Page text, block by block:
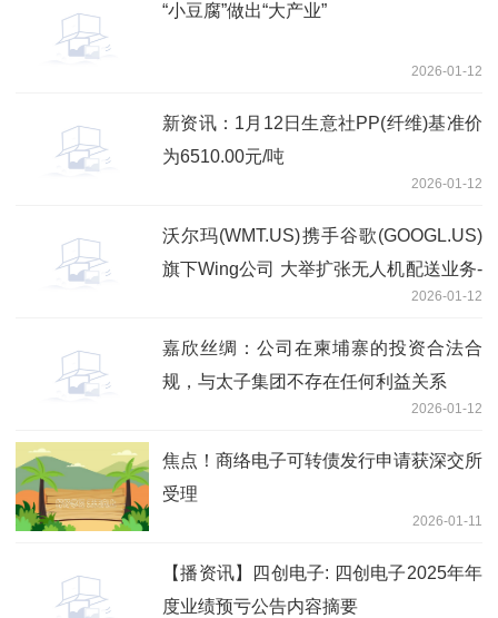
“小豆腐”做出“大产业”
2026-01-12
新资讯：1月12日生意社PP(纤维)基准价
为6510.00元/吨
2026-01-12
沃尔玛(WMT.US)携手谷歌(GOOGL.US)
旗下Wing公司 大举扩张无人机配送业务-
2026-01-12
嘉欣丝绸：公司在柬埔寨的投资合法合
规，与太子集团不存在任何利益关系
2026-01-12
焦点！商络电子可转债发行申请获深交所
受理
2026-01-11
【播资讯】四创电子: 四创电子2025年年
度业绩预亏公告内容摘要